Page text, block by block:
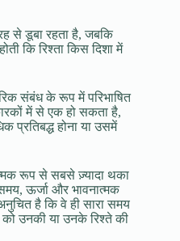
से डूबा रहता है, जबकि
कि रिश्ता किस दिशा में
संबंध के रूप में परिभाषित
में से एक हो सकता है,
प्रतिबद्ध होना या उसमें
रूप से सबसे ज़्यादा थका
ऊर्जा और भावनात्मक
है कि वे ही सारा समय
उनकी या उनके रिश्ते की